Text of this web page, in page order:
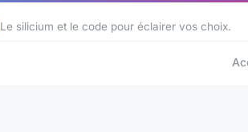
Le silicium et le code pour éclairer vos choix.